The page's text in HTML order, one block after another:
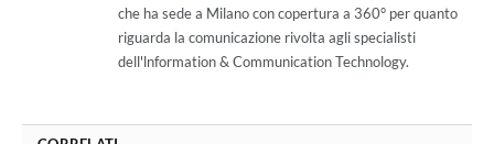
che ha sede a Milano con copertura a 360° per quanto
riguarda la comunicazione rivolta agli specialisti
dell'lnformation & Communication Technology.